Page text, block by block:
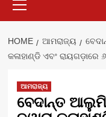
Menu
HOME ଆମରାଜ୍ୟ
କଳାହାଣ୍ଡି ଏବଂ
ଆମରାଜ୍ୟ
ବେଦାନ୍ତ